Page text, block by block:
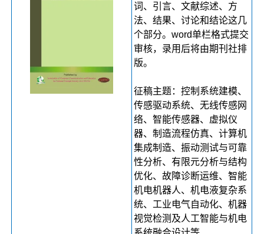
词、引言、文献综述、方
法、结果、讨论和结论这几
个部分。word单栏格式提交
审核，录用后将由期刊社排
版。
征稿主题：控制系统建模、
传感驱动系统、无线传感网
络、智能传感器、虚拟仪
器、制造流程仿真、计算机
集成制造、振动测试与可靠
性分析、有限元分析与结构
优化、故障诊断运维、智能
机电机器人、机电液复杂系
统、工业电气自动化、机器
视觉检测及人工智能与机电